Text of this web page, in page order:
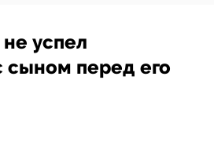
успел
сыном перед его